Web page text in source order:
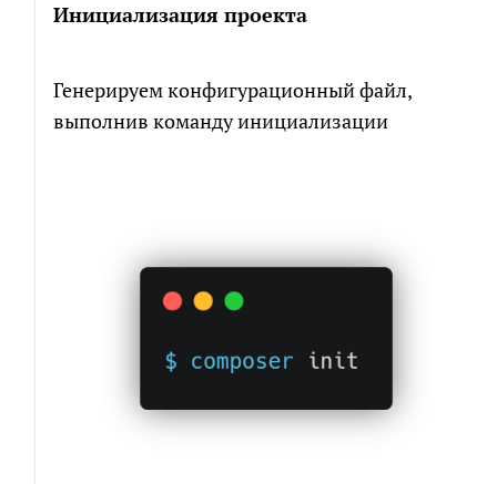
Инициализация проекта
Генерируем конфигурационный файл,
выполнив команду инициализации